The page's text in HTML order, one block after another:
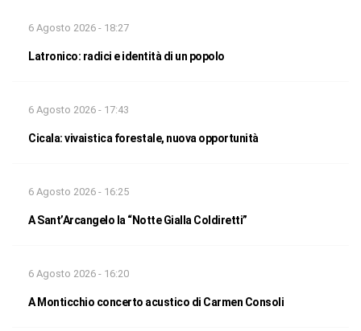
6 Agosto 2026 - 18:27
Latronico: radici e identità di un popolo
6 Agosto 2026 - 17:43
Cicala: vivaistica forestale, nuova opportunità
6 Agosto 2026 - 16:25
A Sant’Arcangelo la “Notte Gialla Coldiretti”
6 Agosto 2026 - 16:20
A Monticchio concerto acustico di Carmen Consoli